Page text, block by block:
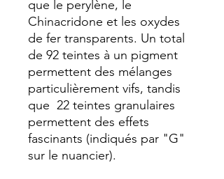
que le perylène, le
Chinacridone et les oxydes
de fer transparents. Un total
de 92 teintes à un pigment
permettent des mélanges
particulièrement vifs, tandis
que 22 teintes granulaires
permettent des effets
fascinants (indiqués par "G"
sur le nuancier).